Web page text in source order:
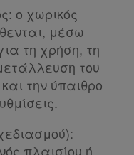
ο χωρικός
μέσω
τη χρήση, τη
του
την ύπαιθρο
πλαισίου ή